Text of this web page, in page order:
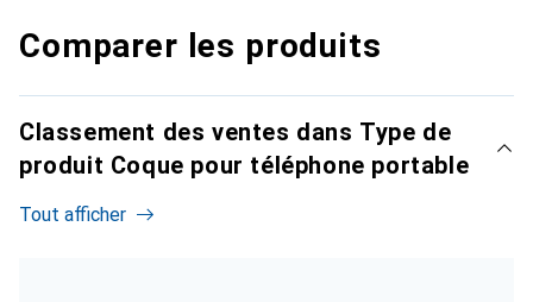
Comparer les produits
Classement des ventes dans Type de
produit Coque pour téléphone portable
Tout afficher